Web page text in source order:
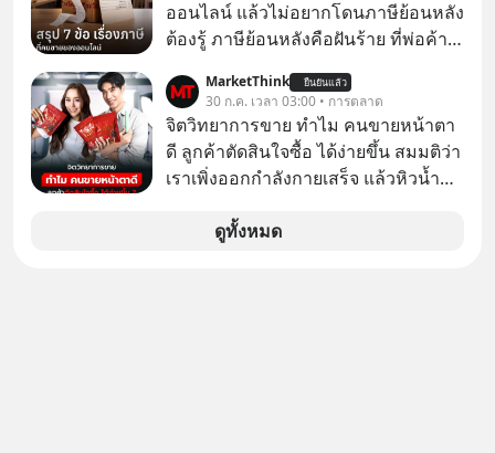
ออนไลน์ แล้วไม่อยากโดนภาษีย้อนหลัง
ต้องรู้ ภาษีย้อนหลังคือฝันร้าย ที่พ่อค้า
MarketThink ยืนยันแล้ว
30 ก.ค. เวลา 03:00 • การตลาด
จิตวิทยาการขาย ทำไม คนขายหน้าตา
ดี ลูกค้าตัดสินใจซื้อ ได้ง่ายขึ้น สมมติว่า
เราเพิ่งออกกำลังกายเสร็จ แล้วหิวน้ำ
ขายของเหมือนกันทุกอย่าง
ดูทั้งหมด